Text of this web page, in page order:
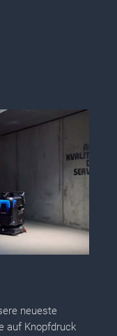
neueste
auf Knopfdruck